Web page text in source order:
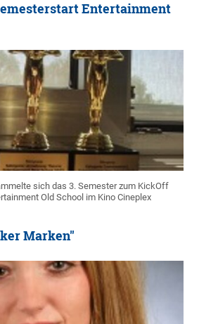
Entertainment
sich das 3. Semester zum KickOff
Old School im Kino Cineplex
Marken"